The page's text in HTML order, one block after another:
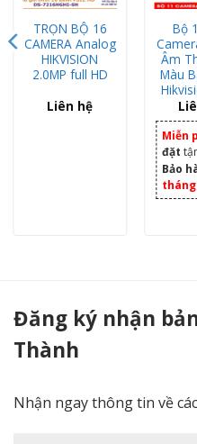
TRỌN BỘ 16
CAMERA Analog
HIKVISION
2.0MP full HD
Liên hệ
Bộ
Âm
Màu
Miễn
đặt
Bảo
tháng
Đăng ký nhận
Thành
Nhận ngay thông tin về